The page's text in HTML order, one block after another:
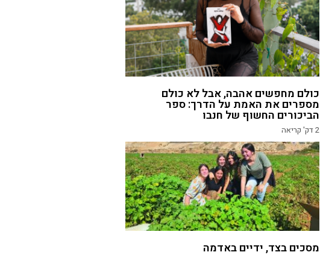
כולם מחפשים אהבה, אבל לא כולם
מספרים את האמת על הדרך: ספר
הביכורים החשוף של חנבו
2דק' קריאה
מסכים בצד, ידיים באדמה